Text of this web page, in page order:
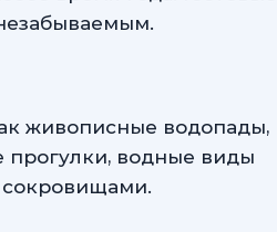
живописные водопады,
водные виды
сокровищами.